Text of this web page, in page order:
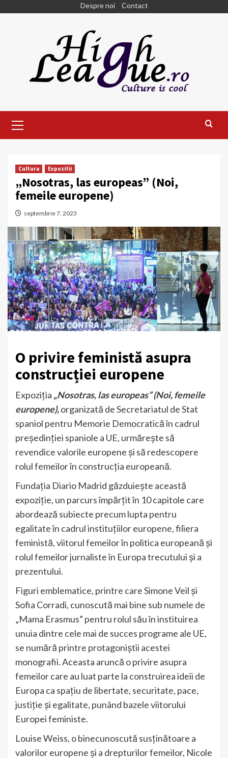
Despre noi Contact
Menu
Cultura Expozitii
„Nosotras, las europeas” (Noi,
femeile europene)
septembrie 7, 2023
O privire feministă asupra
construcției europene
Expoziția „Nosotras, las europeas” (Noi, femeile
europene),organizată de Secretariatul de Stat
spaniol pentru Memorie Democratică în cadrul
președinției spaniole a UE, urmărește să
revendice valorile europene și să redescopere
rolul femeilor în construcția europeană.
Fundația Diario Madrid găzduiește această
expoziție, un parcurs împărțit în 10 capitole care
abordează subiecte precum lupta pentru
egalitate în cadrul instituțiilor europene, filiera
feministă, viitorul femeilor în politica europeană și
rolul femeilor jurnaliste în Europa trecutului și a
prezentului.
Figuri emblematice, printre care Simone Veil și
Sofia Corradi, cunoscută mai bine sub numele de
„Mama Erasmus” pentru rolul său în instituirea
unuia dintre cele mai de succes programe ale UE,
se numără printre protagoniștii acestei
monografii. Aceasta aruncă o privire asupra
femeilor care au luat parte la construirea ideii de
Europa ca spațiu de libertate, securitate, pace,
justiție și egalitate, punând bazele viitorului
Europei feministe.
Louise Weiss, o binecunoscută susținătoare a
valorilor europene și a drepturilor femeilor, Nicole